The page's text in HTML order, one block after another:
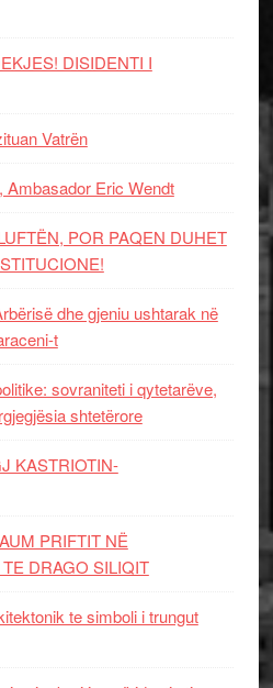
DISIDENTI I
Vatrën
Ambasador Eric Wendt
POR PAQEN DUHET
dhe gjeniu ushtarak në
t
sovraniteti i qytetarëve,
shtetërore
KASTRIOTIN-
PRIFTIT NË
DRAGO SILIQIT
te simboli i trungut